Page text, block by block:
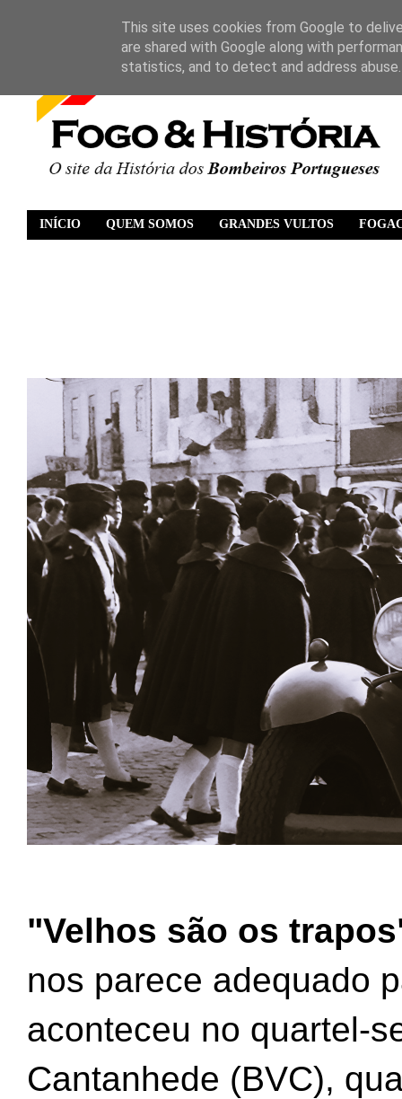
INÍCIO QUEM SOMOS GRANDES VULTOS
"Velhos são os
nos parece adequado
aconteceu no quartel-
Cantanhede (BVC),
This site uses cookies from Google to
are shared with Google along with
statistics, and to detect and address abuse.